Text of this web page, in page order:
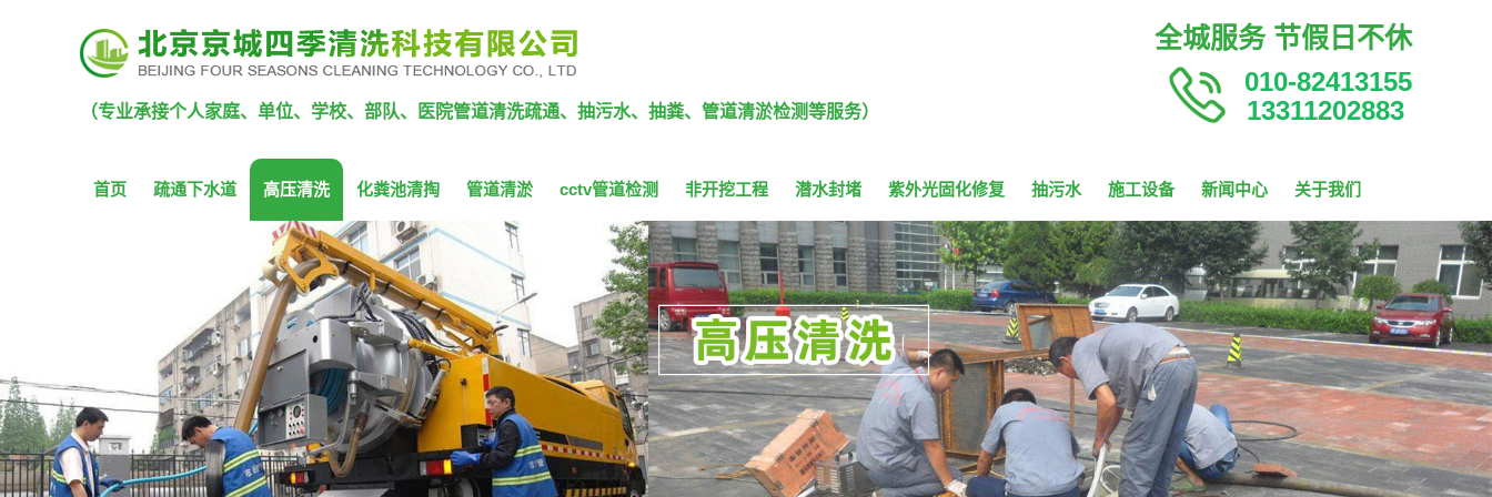
（专业承接个人家庭、单位、学校、部队、医院管道清洗疏通、抽污水、抽粪、管道清淤检测等服务）
全城服务 节假日不休
010-82413155
13311202883
首页 疏通下水道 高压清洗 化粪池清掏 管道清淤 cctv管道检测 非开挖工程 潜水封堵 紫外光固化修复 抽污水 施工设备 新闻中心 关于我们